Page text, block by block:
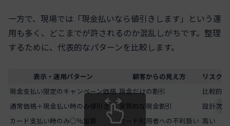
一方で、現場では「現金払いなら値引きします」という運
用も多く、どこまでが許されるのか混乱しがちです。整理
するために、代表的なパターンを比較します。
表示・運用パターン 顧客からの見え方
リスク
現金支払い限定のキャンペーン価格 現金だけの割引
比較的
通常価格＋現金払い時のみ値引き
実質的な現金割引
設計次
カード支払い時のみ○％加算
カード利用者への不利扱い 高い